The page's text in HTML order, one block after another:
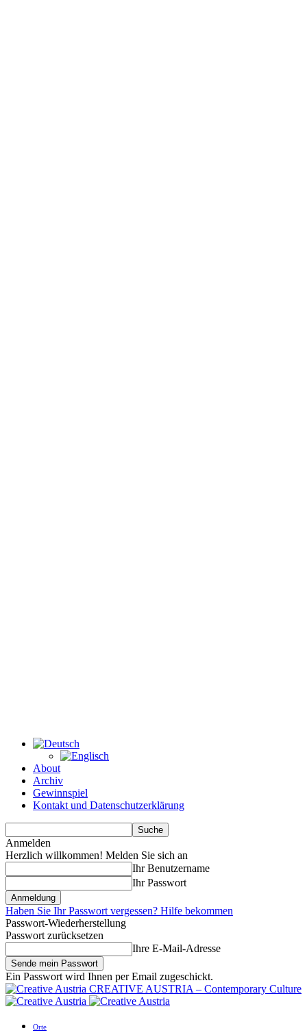
About
Archiv
Gewinnspiel
Kontakt und Datenschutzerklärung
Anmelden
Herzlich willkommen! Melden Sie sich an
Ihr Benutzername
Ihr Passwort
Haben Sie Ihr Passwort vergessen? Hilfe bekommen
Passwort-Wiederherstellung
Passwort zurücksetzen
Ihre E-Mail-Adresse
Ein Passwort wird Ihnen per Email zugeschickt.
CREATIVE AUSTRIA – Contemporary Culture
Orte